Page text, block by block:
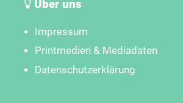
Über uns
Impressum
Printmedien & Mediadaten
Datenschutzerklärung